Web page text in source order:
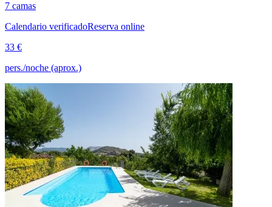
7 camas
Calendario verificadoReserva online
33 €
pers./noche (aprox.)